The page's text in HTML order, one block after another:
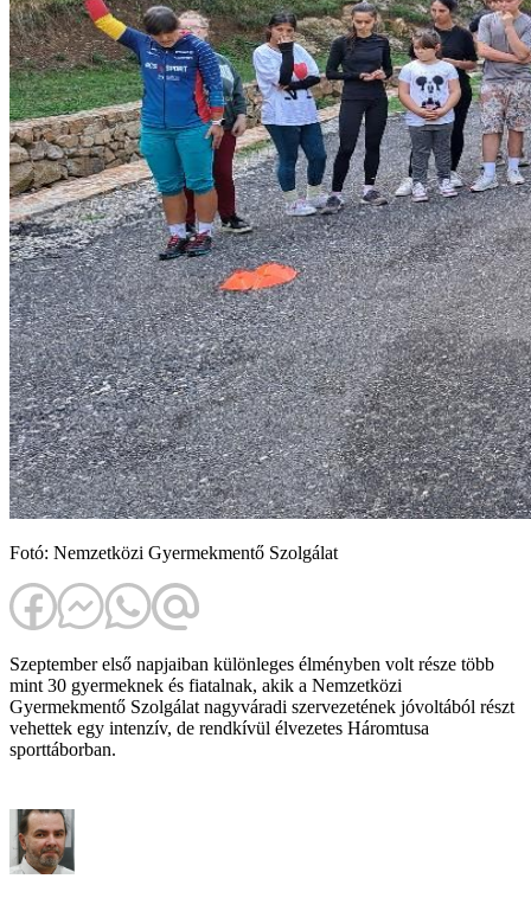
Fotó: Nemzetközi Gyermekmentő Szolgálat
Szeptember első napjaiban különleges élményben volt része több
mint 30 gyermeknek és fiatalnak, akik a Nemzetközi
Gyermekmentő Szolgálat nagyváradi szervezetének jóvoltából részt
vehettek egy intenzív, de rendkívül élvezetes Háromtusa
sporttáborban.